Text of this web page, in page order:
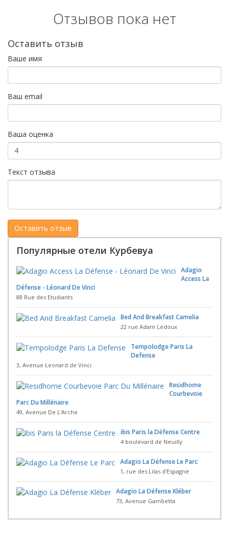
Отзывов пока нет
Оставить отзыв
Ваше имя
Ваш email
Ваша оценка
Текст отзыва
Популярные отели Курбевуа
Adagio
Access La
Défense - Léonard De Vinci
88 Rue des Etudiants
Bed And Breakfast Camelia
22 rue Adam Ledoux
Tempolodge Paris La
Defense
3, Avenue Leonard de Vinci
Residhome
Courbevoie
Parc Du Millénaire
49, Avenue De L'Arche
ibis Paris la Défense Centre
4 boulevard de Neuilly
Adagio La Défense Le Parc
1, rue des Lilas d'Espagne
Adagio La Défense Kléber
73, Avenue Gambetta